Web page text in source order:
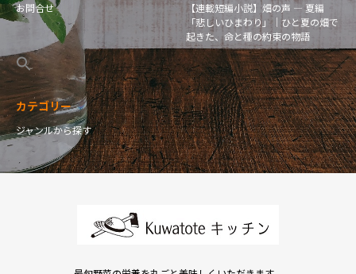
お問合せ
【連載短編小説】畑の声 — 夏編
「悲しいひまわり」｜ひと夏の畑で
起きた、命と種の約束の物語
カテゴリー
ジャンルから探す